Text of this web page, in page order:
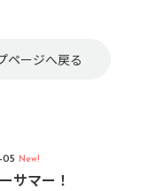
ページへ戻る
05 New!
サマー！